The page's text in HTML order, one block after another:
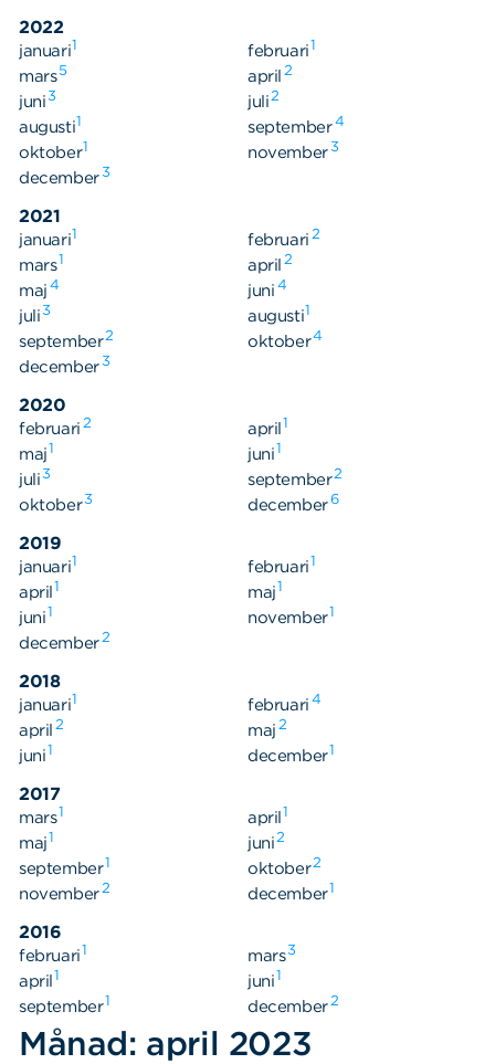
2022
januari1 februari1
mars5 april 2
juni3 juli2
augusti1 september4
oktober1 november3
december3
2021
januari1 februari 2
mars1 april 2
maj 4 juni 4
juli3 augusti1
september2 oktober4
december3
2020
februari 2 april1
maj1 juni1
juli3 september2
oktober3 december6
2019
januari1 februari1
april1 maj1
juni1 november1
december2
2018
januari1 februari 4
april 2 maj 2
juni1 december1
2017
mars1 april1
maj1 juni2
september1 oktober2
november2 december1
2016
februari1 mars3
april1 juni1
september1 december2
Månad: april 2023
Sök på sidan: